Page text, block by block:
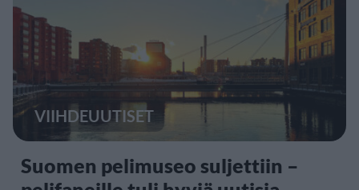
VIIHDEUUTISET
Suomen pelimuseo suljettiin –